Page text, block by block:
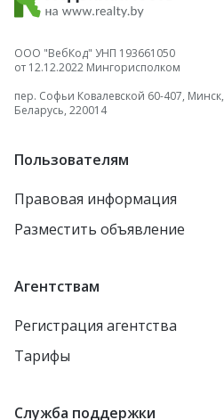
ООО "ВебКод" УНП 193661050
от 12.12.2022 Мингорисполком
пер. Софьи Ковалевской 60-407, Минск,
Беларусь, 220014
Пользователям
Правовая информация
Разместить объявление
Агентствам
Регистрация агентства
Тарифы
Служба поддержки